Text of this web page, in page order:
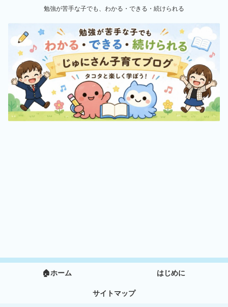
勉強が苦手な子でも、わかる・できる・続けられる
🏠ホーム はじめに
サイトマップ